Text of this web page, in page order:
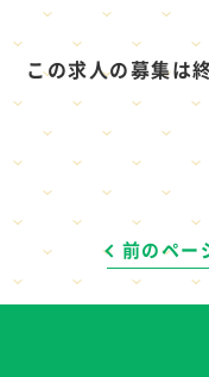
この求人の募集は
前のペー